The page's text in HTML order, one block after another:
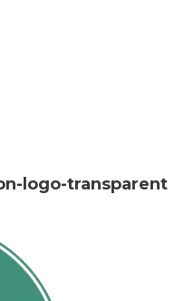
logo-transparent